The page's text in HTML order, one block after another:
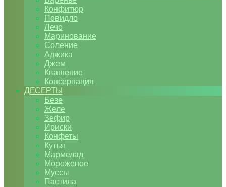
Конфитюр
Повидло
Лечо
Маринование
Соление
Аджика
Джем
Квашение
Консервация
ДЕСЕРТЫ
Безе
Желе
Зефир
Ириски
Конфеты
Кутья
Мармелад
Мороженое
Муссы
Пастила